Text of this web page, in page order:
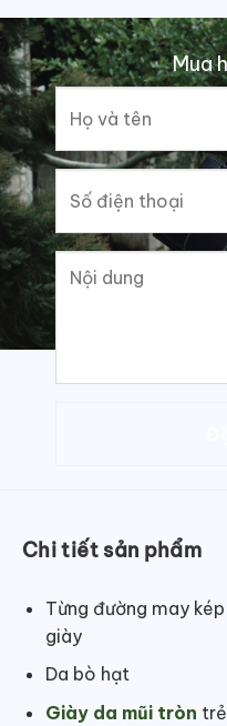
Mua
Chi tiết sản phẩm
Từng đường may
giày
Da bò hạt
Giày da mũi tròn